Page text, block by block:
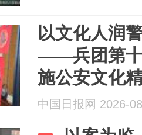
以文化人润
——兵团第十
施公安文化
中国日报网 2026-